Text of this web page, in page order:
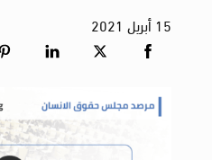
15أبريل 2021